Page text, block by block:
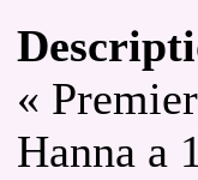
«
Hanna a